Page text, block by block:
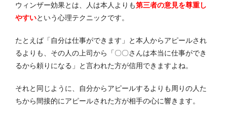
ウィンザー効果とは、人は本人よりも第三者の意見を尊重し
やすいという心理テクニックです。
たとえば「自分は仕事ができます」と本人からアピールされ
るよりも、その人の上司から「〇〇さんは本当に仕事ができ
るから頼りになる」と言われた方が信用できますよね。
それと同じように、自分からアピールするよりも周りの人た
ちから間接的にアピールされた方が相手の心に響きます。